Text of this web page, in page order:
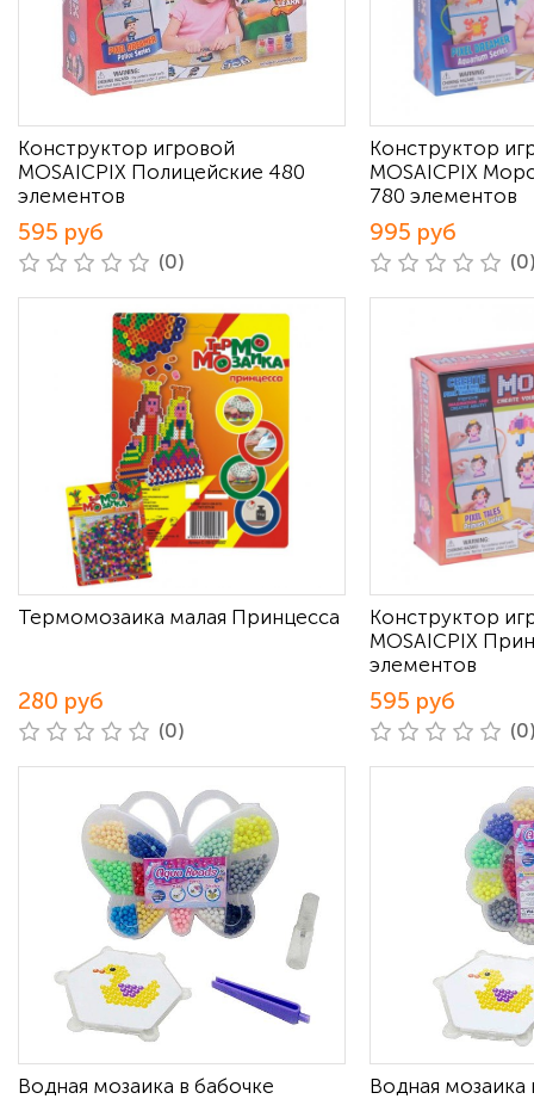
Конструктор игровой
MOSAICPIX Полицейские 480
элементов
595 руб
(0)
Конструктор
MOSAICPIX
780 элементов
995 руб
Термомозаика малая Принцесса
280 руб
(0)
Конструктор
MOSAICPIX
элементов
595 руб
Водная мозаика в бабочке Водная мозаика